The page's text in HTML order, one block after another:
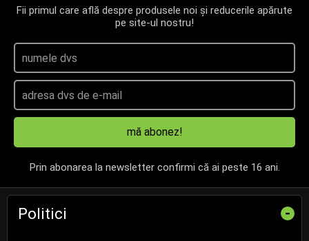
Fii primul care află despre produsele noi și reducerile apărute
pe site-ul nostru!
mă abonez!
Prin abonarea la newsletter confirmi că ai peste 16 ani.
Politici -